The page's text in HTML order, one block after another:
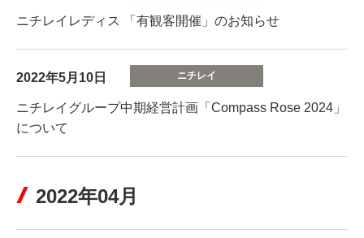
ニチレイレディス 「有観客開催」のお知らせ
2022年5月10日
ニチレイグループ中期経営計画「Compass Rose 2024」
について
2022年04月